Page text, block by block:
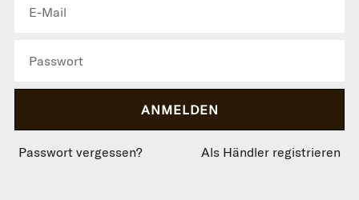
Passwort vergessen? Als Händler registrieren